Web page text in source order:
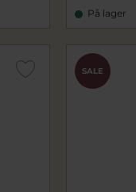
På lager
SALE